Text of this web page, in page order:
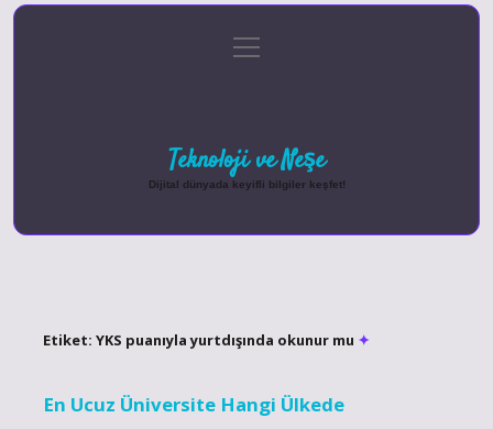
Gizlilik Politikası
menüyü
aç
Teknoloji ve Neşe
Dijital dünyada keyifli bilgiler keşfet!
Etiket: YKS puanıyla yurtdışında okunur mu
En Ucuz Üniversite Hangi Ülkede